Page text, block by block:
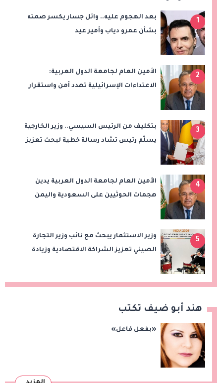
1
بعد الهجوم عليه.. وائل جسار يكسر صمته
بشأن عمرو دياب وأمير عيد
2
الأمين العام لجامعة الدول العربية:
الاعتداءات الإسرائيلية تهدد أمن واستقرار
3
بتكليف من الرئيس السيسي.. وزير الخارجية
يسلّم رئيس تشاد رسالة خطية لبحث تعزيز
4
الأمين العام لجامعة الدول العربية يدين
هجمات الحوثيين على السعودية واليمن
5
وزير الاستثمار يبحث مع نائب وزير التجارة
الصيني تعزيز الشراكة الاقتصادية وزيادة
هند أبو ضيف تكتب
«بفعل فاعل»